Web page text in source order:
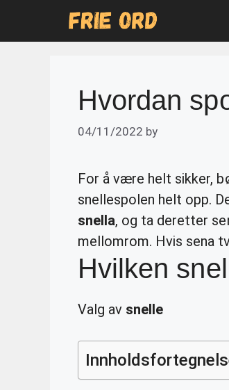
Hvordan
04/11/2022 by
For å være helt sikker,
snellespolen helt opp.
snella, og ta deretter
mellomrom. Hvis sena
Hvilken
Valg av snelle